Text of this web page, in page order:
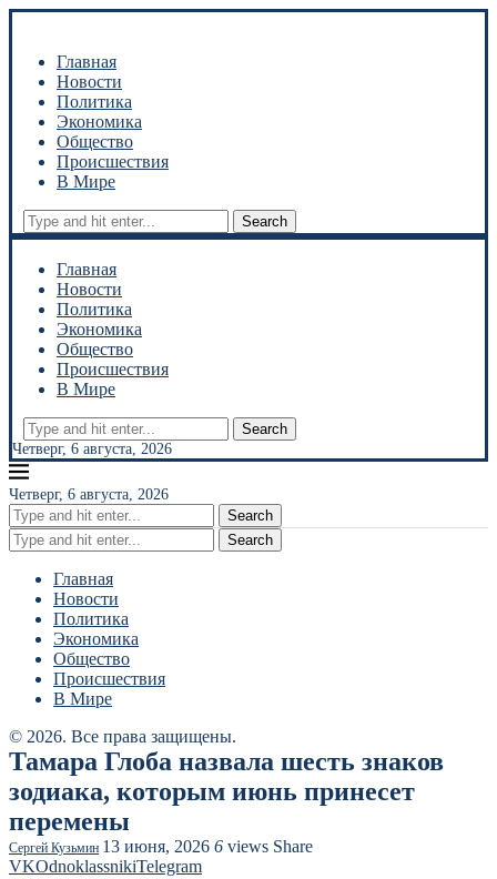
Главная
Новости
Политика
Экономика
Общество
Происшествия
В Мире
Search
Главная
Новости
Политика
Экономика
Общество
Происшествия
В Мире
Search
Четверг, 6 августа, 2026
Четверг, 6 августа, 2026
Search
Search
Главная
Новости
Политика
Экономика
Общество
Происшествия
В Мире
© 2026. Все права защищены.
Тамара Глоба назвала шесть знаков
зодиака, которым июнь принесет
перемены
Сергей Кузьмин 13 июня, 2026 6 views Share
VKOdnoklassnikiTelegram